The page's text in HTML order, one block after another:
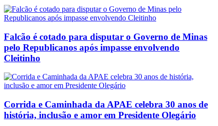
Falcão é cotado para disputar o Governo de Minas
pelo Republicanos após impasse envolvendo
Cleitinho
Corrida e Caminhada da APAE celebra 30 anos de
história, inclusão e amor em Presidente Olegário